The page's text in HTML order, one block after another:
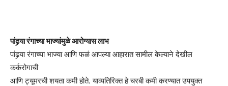
पांढर्‍या रंगाच्या भाज्यांमुळे आरोग्यास लाभ
पांढर्‍या रंगाच्या भाज्या आणि फळं आपल्या आहारात सामील केल्याने देखील
कर्करोगाची
आणि ट्यूमरची शयता कमी होते. याव्यतिरिक्त हे चरबी कमी करण्यात उपयुक्त